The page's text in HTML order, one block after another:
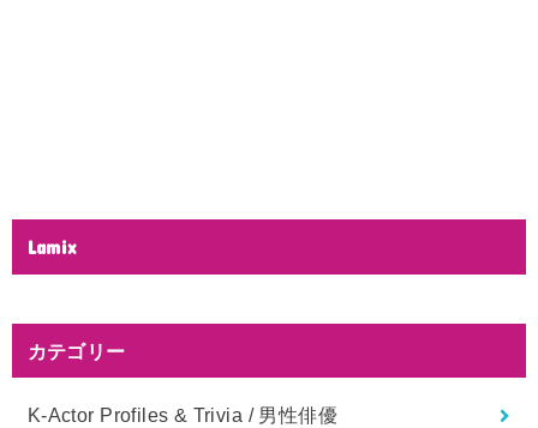
Lamix
カテゴリー
K-Actor Profiles & Trivia / 男性俳優